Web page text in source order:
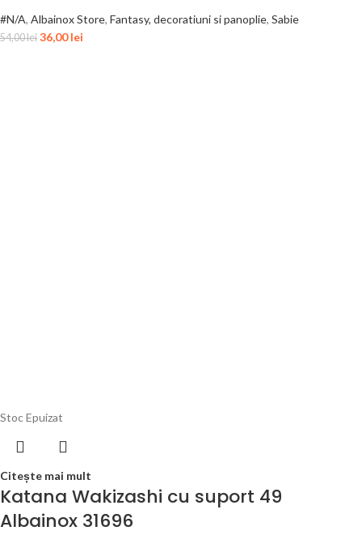
#N/A, Albainox Store, Fantasy, decoratiuni si panoplie, Sabie
54,00lei 36,00lei
Stoc Epuizat
Citește mai mult
Katana Wakizashi cu suport 49
Albainox 31696